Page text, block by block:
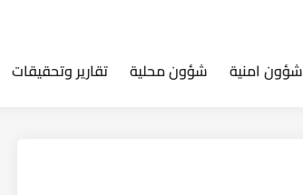
شؤون امنية شؤون محلية تقارير وتحقيقات